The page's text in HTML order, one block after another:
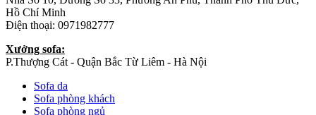
Hồ Chí Minh
Điện thoại: 0971982777
Xưởng sofa:
P.Thượng Cát - Quận Bắc Từ Liêm - Hà Nội
Sofa da
Sofa phòng khách
Sofa phòng ngủ